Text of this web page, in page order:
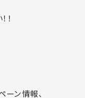
！
ン情報、